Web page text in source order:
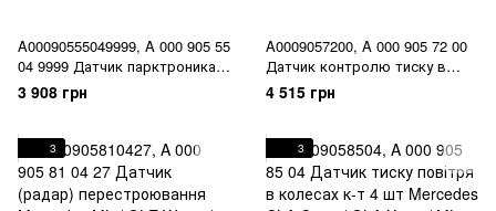
A00090555049999, A 000 905 55
04 9999 Датчик парктроника
Mercedes CLA C117 / GLA X156
/ GLE W166 / GLS X166 / A
/ CLS C218 / S C217 / W222 /
GLC X253 / GLE C292
3 908 грн
A0009057200, A 000 905 72 00
Датчик контролю тиску в
шинах (колесах) Mercedes ML /
GLE W166 / GL / GLS X166 / C
W212 / CLS C218 / CL C216 / S
W221 / W222 / SL R231 / R
W251 / G W463
4 515 грн
3 3